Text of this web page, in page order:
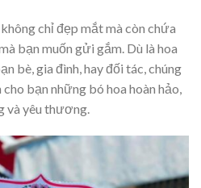
chỉ đẹp mắt mà còn chứa
bạn muốn gửi gắm. Dù là hoa
bè, gia đình, hay đối tác, chúng
bạn những bó hoa hoàn hảo,
và yêu thương.